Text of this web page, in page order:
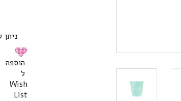
הוספה
ל
Wish
List